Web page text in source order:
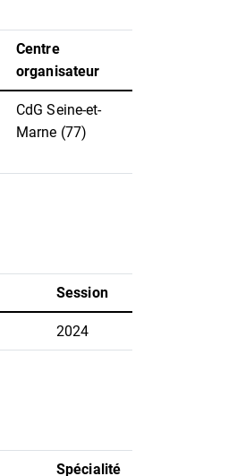
Centre
organisateur
CdG Seine-et-
Marne (77)
Session
2024
Spécialité